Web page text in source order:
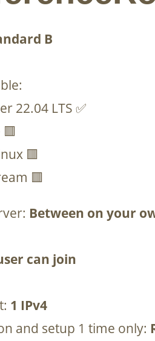
B
22.04 LTS ✅
🟥
🟥
Between on your
can join
1 IPv4
and setup 1 time only: